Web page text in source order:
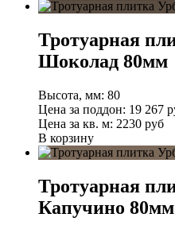
Тротуарная
Шоколад 80мм
Высота, мм: 80
Цена за поддон: 19 267
Цена за кв. м: 2230 руб
В корзину
Тротуарная
Капучино 80мм